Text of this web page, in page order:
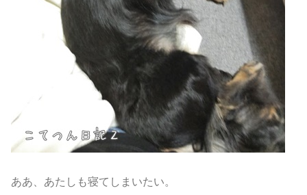
ああ、あたしも寝てしまいたい。